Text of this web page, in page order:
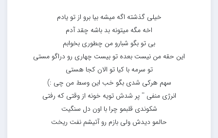
خیلی گذشته اگه میشه بیا برو از تو یادم
اخه مگه میتونه بد باشه چقد آدم
بی تو بگو شبارو من چطوری بخوابم
این حقه من نیست بعده تو بیست چهاری رو دراگو مستی
تو سرمه با کیا تو الان کجا هستی
سهم هرکی شدی بگو خب این وسط من چی :)
انرژی منفی ′′ پر شدش تویه خونه از وقتی که رفتی
شکوندی قلبمو چرا با اون دل سنگیت
حالمو دیدش ولی بازم رو آتیشم نفت ریخت